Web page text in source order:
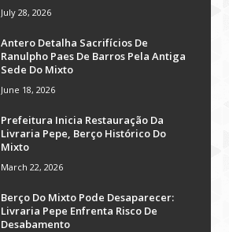
July 28, 2026
Antero Detalha Sacrifícios De
Ranulpho Paes De Barros Pela Antiga
Sede Do Mixto
June 18, 2026
Prefeitura Inicia Restauração Da
Livraria Pepe, Berço Histórico Do
Mixto
March 22, 2026
Berço Do Mixto Pode Desaparecer:
Livraria Pepe Enfrenta Risco De
Desabamento